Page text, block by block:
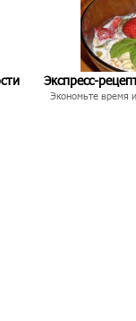
Экспресс-
Экономьте время